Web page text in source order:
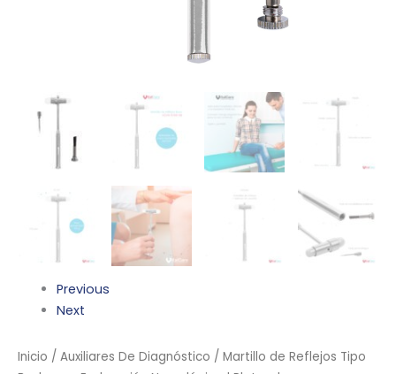
Previous
Next
Inicio / Auxiliares De Diagnóstico / Martillo de Reflejos Tipo